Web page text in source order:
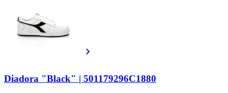
Diadora "Black" | 501179296C1880